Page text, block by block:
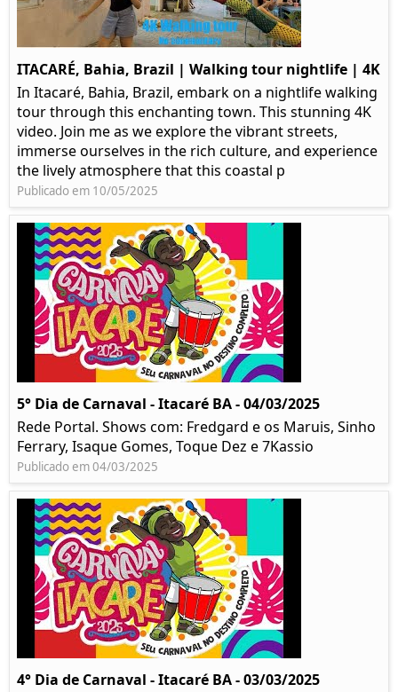
ITACARÉ, Bahia, Brazil | Walking tour nightlife | 4K
In Itacaré, Bahia, Brazil, embark on a nightlife walking
tour through this enchanting town. This stunning 4K
video. Join me as we explore the vibrant streets,
immerse ourselves in the rich culture, and experience
the lively atmosphere that this coastal p
Publicado em 10/05/2025
5° Dia de Carnaval - Itacaré BA - 04/03/2025
Rede Portal. Shows com: Fredgard e os Maruis, Sinho
Ferrary, Isaque Gomes, Toque Dez e 7Kassio
Publicado em 04/03/2025
4° Dia de Carnaval - Itacaré BA - 03/03/2025